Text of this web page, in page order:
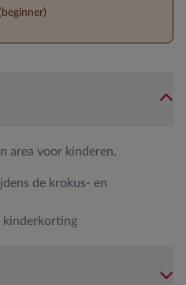
area voor kinderen.
de krokus- en
kinderkorting